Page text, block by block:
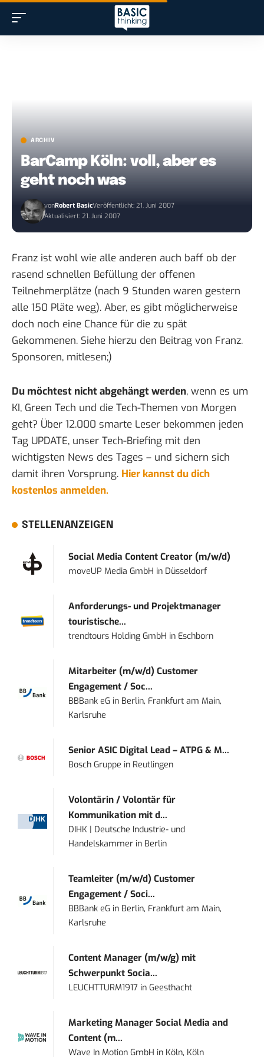
ARCHIV
BarCamp Köln: voll, aber es
geht noch was
vonRobert BasicVeröffentlicht: 21. Juni 2007
Aktualisiert: 21. Juni 2007
Franz ist wohl wie alle anderen auch baff ob der
rasend schnellen Befüllung der offenen
Teilnehmerplätze (nach 9 Stunden waren gestern
alle 150 Pläte weg). Aber, es gibt möglicherweise
doch noch eine Chance für die zu spät
Gekommenen. Siehe hierzu den Beitrag von Franz.
Sponsoren, mitlesen;)
Du möchtest nicht abgehängt werden, wenn es um
KI, Green Tech und die Tech-Themen von Morgen
geht? Über 12.000 smarte Leser bekommen jeden
Tag UPDATE, unser Tech-Briefing mit den
wichtigsten News des Tages – und sichern sich
damit ihren Vorsprung. Hier kannst du dich
kostenlos anmelden.
STELLENANZEIGEN
Social Media Content Creator (m/w/d)
moveUP Media GmbH in Düsseldorf
Anforderungs- und Projektmanager
touristische...
trendtours Holding GmbH in Eschborn
Mitarbeiter (m/w/d) Customer
Engagement / Soc...
BBBank eG in Berlin, Frankfurt am Main,
Karlsruhe
Senior ASIC Digital Lead – ATPG & M...
Bosch Gruppe in Reutlingen
Volontärin / Volontär für
Kommunikation mit d...
DIHK | Deutsche Industrie- und
Handelskammer in Berlin
Teamleiter (m/w/d) Customer
Engagement / Soci...
BBBank eG in Berlin, Frankfurt am Main,
Karlsruhe
Content Manager (m/w/g) mit
Schwerpunkt Socia...
LEUCHTTURM1917 inGeesthacht
Marketing Manager Social Media and
Content (m...
Wave In Motion GmbH in Köln, Köln